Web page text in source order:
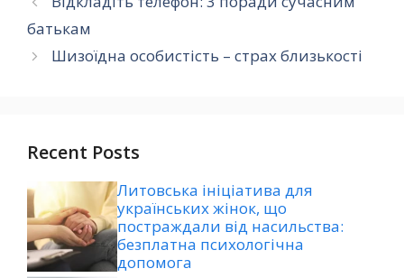
батькам
Шизоїдна особистість – страх близькості
Recent Posts
Литовська ініціатива для
українських жінок, що
постраждали від насильства:
безплатна психологічна
допомога